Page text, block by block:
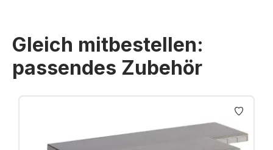
Gleich mitbestellen:
passendes Zubehör
Produktgalerie überspringen